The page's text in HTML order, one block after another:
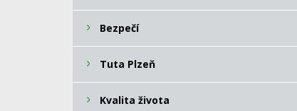
Bezpečí
Tuta Plzeň
Kvalita života